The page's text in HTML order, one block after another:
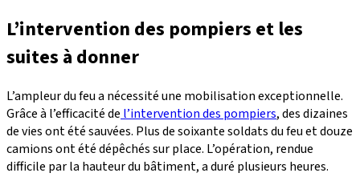
L’intervention des pompiers et les
suites à donner
L’ampleur du feu a nécessité une mobilisation exceptionnelle.
Grâce à l’efficacité de l’intervention des pompiers, des dizaines
de vies ont été sauvées. Plus de soixante soldats du feu et douze
camions ont été dépêchés sur place. L’opération, rendue
difficile par la hauteur du bâtiment, a duré plusieurs heures.